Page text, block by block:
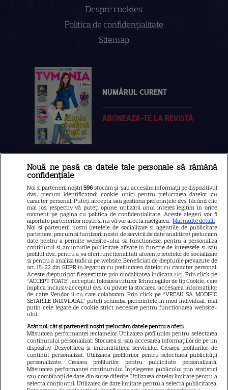
Despre cookies
Politica de confidenţialitate
Sitemap
NUMĂRUL CURENT
ABONEAZA-TE LA REVISTĂ
Libertatea
Libertatea pentru femei
GSP
Știri mondene
Avantaje
Elle
Unica
Retete practice
URMĂREȘTE-NE PE
Copyright2026Ringier Romania – Toate Drepturile rezervate
Nouă ne pasă ca datele tale personale să rămână
confidențiale
Noi și partenerii noștri596 stocăm și/sau accesăm informații pe dispozitivul
dvs., precum identificatorii cookie unici pentru prelucrarea datelor cu
caracter personal. Puteți accepta sau gestiona preferințele dvs. făcând clic
mai jos, respectiv vă puteți opune utilizării unui interes legitim în orice
moment pe pagina cu politica de confidențialitate. Aceste alegeri vor fi
raportate partenerilor noștri și nu vă vor afecta navigarea. Mai multe detalii
Noi si partenerii nostri (retelele de socializare si agentiile de publicitate
partenere, precum si furnizorii nostri de servicii de date analitice) prelucram
date pentru a permite website-ului sa functioneze, pentru a personaliza
continutul si anunturile publicitare afisate in functie de interesele si/sau
profilul dvs., pentru a va oferi functionalitati aferente retelelor de socializare
si pentru a analiza traficul pe website. Beneficiati de drepturile prevazute de
art. 15-22 din GDPR in legatura cu prelucrarea datelor cu caracter personal.
Aceste drepturi pot fi exercitate prin modalitatea indicataaici. Prin click pe
“ACCEPT TOATE”, acceptati folosirea tuturor Tehnologiilor de tip Cookie, care
implica inclusiv acceptul dvs. cu privire la stocarea/accesarea informatiilor
de catre Vendor-ii cu care colaboram. Prin click pe “VREAU SA MODIFIC
SETARILE INDIVIDUAL” puteti schimba preferintele in mod individual, mai
putin cele legate de cookie strict necesare pentru functionarea website-
ului.
Atât noi, cât și partenerii noștri prelucrăm datele pentru a oferi:
Măsurarea performanței reclamelor. Utilizarea profilurilor pentru selectarea
conținutului personalizat. Stocarea și/sau accesarea informațiilor de pe un
dispozitiv. Dezvoltarea și îmbunătățirea serviciilor. Crearea profilurilor de
conținut personalizat. Utilizarea profilurilor pentru selectarea publicității
personalizate. Crearea profilurilor pentru publicitate personalizată.
Măsurarea performanței conținutului. Înțelegerea publicului prin statistici
sau combinații de date din surse diferite. Utilizarea datelor limitate pentru a
selecta conținutul. Utilizarea de date limitate pentru a selecta publicitatea.